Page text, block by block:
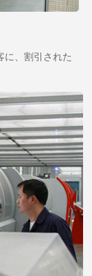
に、割引された